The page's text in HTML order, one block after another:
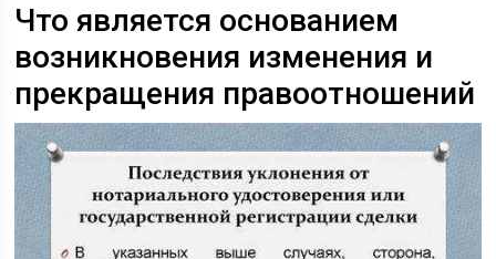
Что является основанием
возникновения изменения и
прекращения правоотношений